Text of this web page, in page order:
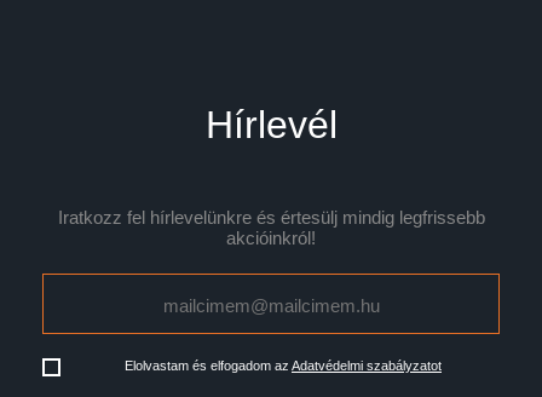
Hírlevél
Iratkozz fel hírlevelünkre és értesülj mindig legfrissebb
akcióinkról!
Elolvastam és elfogadom az Adatvédelmi szabályzatot